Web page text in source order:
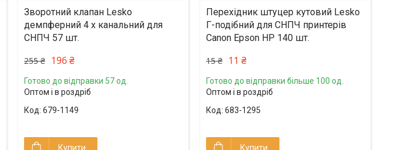
Зворотний клапан Lesko
демпферний 4 х канальний для
СНПЧ 57 шт.
255 ₴ 196 ₴
Готово до відправки 57 од.
Оптом і в роздріб
679-1149
Купити
Перехідник штуцер кутовий Lesko
Г-подібний для СНПЧ принтерів
Canon Epson HP 140 шт.
15 ₴ 11 ₴
Готово до відправки більше 100 од.
Оптом і в роздріб
683-1295
Купити